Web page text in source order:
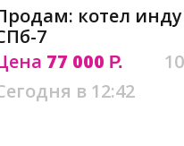
котел
7
77 000 Р.
в 12:42